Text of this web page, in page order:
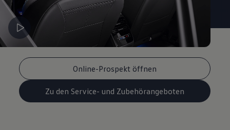
Online-Prospekt öffnen
Zu den Service- und Zubehörangeboten